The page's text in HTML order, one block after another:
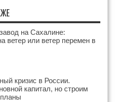
на Сахалине:
ветер или ветер перемен в
кризис в России.
капитал, но строим